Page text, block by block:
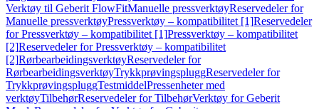
Verktøy til Geberit FlowFitManuelle pressverktøyReservedeler for
Manuelle pressverktøyPressverktøy – kompatibilitet [1]Reservedeler
for Pressverktøy – kompatibilitet [1]Pressverktøy – kompatibilitet
[2]Reservedeler for Pressverktøy – kompatibilitet
[2]RørbearbeidingsverktøyReservedeler for
RørbearbeidingsverktøyTrykkprøvingspluggReservedeler for
TrykkprøvingspluggTestmiddelPressenheter med
verktøyTilbehørReservedeler for TilbehørVerktøy for Geberit